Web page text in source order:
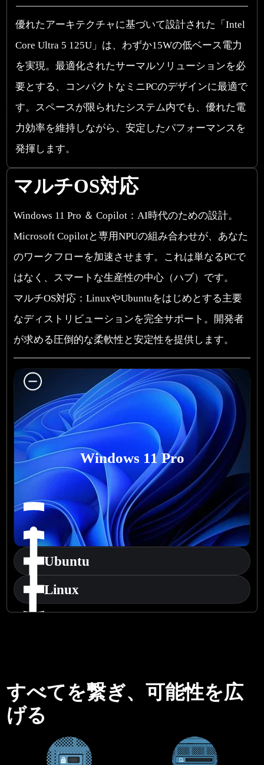
優れたアーキテクチャに基づいて設計された「Intel
Core Ultra 5 125U」は、わずか15Wの低ベース電力
を実現。最適化されたサーマルソリューションを必
要とする、コンパクトなミニPCのデザインに最適で
す。スペースが限られたシステム内でも、優れた電
力効率を維持しながら、安定したパフォーマンスを
発揮します。
マルチOS対応
Windows 11 Pro ＆ Copilot：AI時代のための設計。
Microsoft Copilotと専用NPUの組み合わせが、あなた
のワークフローを加速させます。これは単なるPCで
はなく、スマートな生産性の中心（ハブ）です。
マルチOS対応：LinuxやUbuntuをはじめとする主要
なディストリビューションを完全サポート。開発者
が求める圧倒的な柔軟性と安定性を提供します。
Windows 11 Pro
Ubuntu
Linux
すべてを繋ぎ、可能性を広
げる